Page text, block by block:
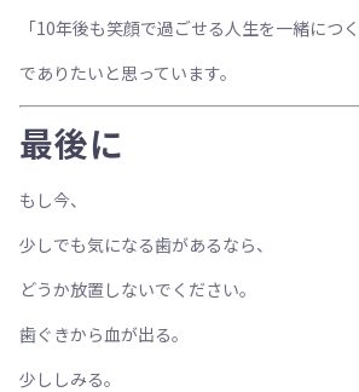
「10年後も笑顔で過ごせる人生を一緒につ
でありたいと思っています。
最後に
もし今、
少しでも気になる歯があるなら、
どうか放置しないでください。
歯ぐきから血が出る。
少ししみる。